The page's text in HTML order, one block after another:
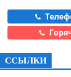
ССЫЛКИ